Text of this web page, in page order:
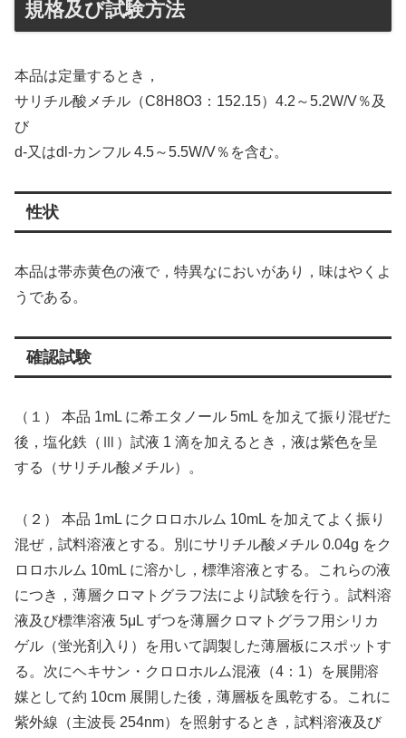
規格及び試験方法
本品は定量するとき，
サリチル酸メチル（C8H8O3：152.15）4.2～5.2W/V％及
び
d‐又はdl‐カンフル 4.5～5.5W/V％を含む。
性状
本品は帯赤黄色の液で，特異なにおいがあり，味はやくよ
うである。
確認試験
（１） 本品 1mL に希エタノール 5mL を加えて振り混ぜた
後，塩化鉄（Ⅲ）試液 1 滴を加えるとき，液は紫色を呈
する（サリチル酸メチル）。
（２） 本品 1mL にクロロホルム 10mL を加えてよく振り
混ぜ，試料溶液とする。別にサリチル酸メチル 0.04g をク
ロロホルム 10mL に溶かし，標準溶液とする。これらの液
につき，薄層クロマトグラフ法により試験を行う。試料溶
液及び標準溶液 5μL ずつを薄層クロマトグラフ用シリカ
ゲル（蛍光剤入り）を用いて調製した薄層板にスポットす
る。次にヘキサン・クロロホルム混液（4：1）を展開溶
媒として約 10cm 展開した後，薄層板を風乾する。これに
紫外線（主波長 254nm）を照射するとき，試料溶液及び